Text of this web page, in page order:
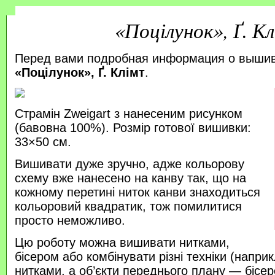
«Поцілунок», Ґ.
Перед вами подробная информация о
«Поцілунок», Ґ. Клімт.
Страмін Zweigart з нанесеним рисунком
(бавовна 100%). Розмір готової вишивки:
33×50 см.
Вишивати дуже зручно, адже кольорову
схему вже нанесено на канву так, що на
кожному перетині ниток канви знаходиться
кольоровий квадратик, тож помилитися
просто неможливо.
Цю роботу можна вишивати нитками,
бісером або комбінувати різні техніки
нитками, а об’єкти переднього плану —